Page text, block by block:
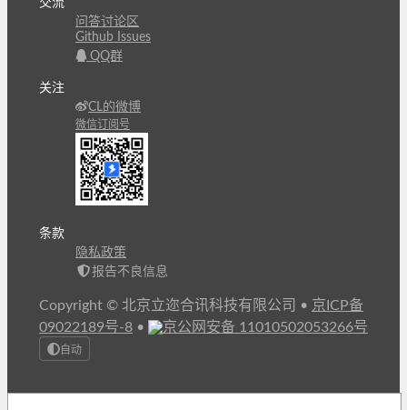
交流
问答讨论区
Github Issues
QQ群
关注
CL的微博
微信订阅号
条款
隐私政策
报告不良信息
Copyright © 北京立迩合讯科技有限公司 • 京ICP备
09022189号-8 • 京公网安备 11010502053266号
自动